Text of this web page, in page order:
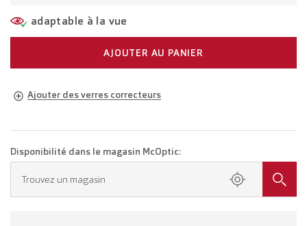
adaptable à la vue
AJOUTER AU PANIER
Ajouter des verres correcteurs
Lunettes avec verres unifocaux
Disponibilité dans le magasin McOptic:
Trouvez un magasin